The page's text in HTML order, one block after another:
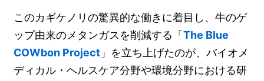
このカギケノリの驚異的な働きに着目し、牛のゲ
ップ由来のメタンガスを削減する「The Blue
COWbon Project 」を立ち上げたのが、バイオメ
ディカル・ヘルスケア分野や環境分野における研